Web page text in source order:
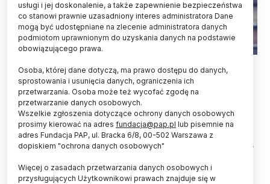
Wiceminister obrony narodowej Cezary Tomczyk
poinformował w poniedziałek, że Stały Komitet
Rady Ministrów przyjął ustawę o Wojskowej
Akademii Medycznej, zakładająca reaktywację tej
uczelni w Łodzi. - Inwestycje, które przewidujemy
w związku z tym w samej Łodzi to około 400 mln zł
usługi i jej doskonalenie, a także zapewnienie bezpieczeństwa
co stanowi prawnie uzasadniony interes administratora Dane
mogą być udostępniane na zlecenie administratora danych
podmiotom uprawnionym do uzyskania danych na podstawie
obowiązującego prawa.
Osoba, której dane dotyczą, ma prawo dostępu do danych,
sprostowania i usunięcia danych, ograniczenia ich
przetwarzania. Osoba może też wycofać zgodę na
przetwarzanie danych osobowych.
Wszelkie zgłoszenia dotyczące ochrony danych osobowych
prosimy kierować na adres fundacja@pap.pl lub pisemnie na
adres Fundacja PAP, ul. Bracka 6/8, 00-502 Warszawa z
dopiskiem "ochrona danych osobowych"
Więcej o zasadach przetwarzania danych osobowych i
przysługujących Użytkownikowi prawach znajduje się w